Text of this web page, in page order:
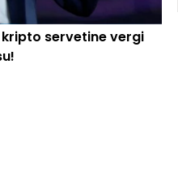
kripto servetine vergi